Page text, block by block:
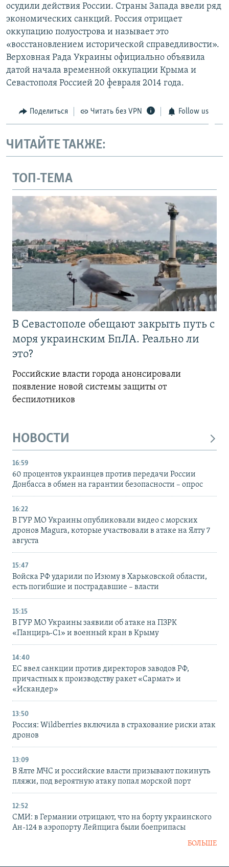
осудили действия России. Страны Запада ввели ряд
экономических санкций. Россия отрицает
оккупацию полуострова и называет это
«восстановлением исторической справедливости».
Верховная Рада Украины официально объявила
датой начала временной оккупации Крыма и
Севастополя Россией 20 февраля 2014 года.
Поделиться Читать без VPN Follow us
ЧИТАЙТЕ ТАКЖЕ:
ТОП-ТЕМА
В Севастополе обещают закрыть путь с
моря украинским БпЛА. Реально ли
это?
Российские власти города анонсировали
появление новой системы защиты от
беспилотников
НОВОСТИ
16:59
60 процентов украинцев против передачи России
Донбасса в обмен на гарантии безопасности – опрос
16:22
В ГУР МО Украины опубликовали видео с морских
дронов Magura, которые участвовали в атаке на Ялту 7
августа
15:47
Войска РФ ударили по Изюму в Харьковской области,
есть погибшие и пострадавшие – власти
15:15
В ГУР МО Украины заявили об атаке на ПЗРК
«Панцирь-С1» и военный кран в Крыму
14:40
ЕС ввел санкции против директоров заводов РФ,
причастных к производству ракет «Сармат» и
«Искандер»
13:50
Россия: Wildberries включила в страхование риски атак
дронов
13:09
В Ялте МЧС и российские власти призывают покинуть
пляжи, под вероятную атаку попал морской порт
12:52
СМИ: в Германии отрицают, что на борту украинского
Ан-124 в аэропорту Лейпцига были боеприпасы
БОЛЬШЕ